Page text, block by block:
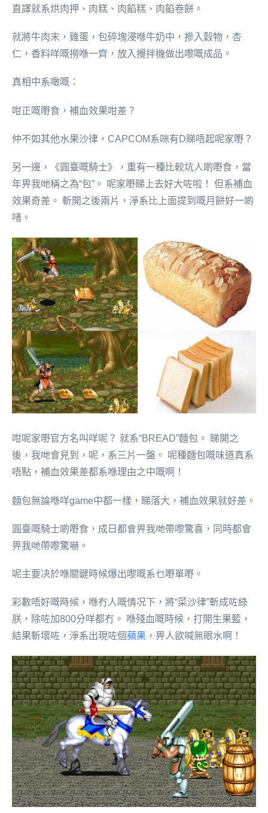
直譯就系烘肉押、肉糕、肉餡糕、肉餡卷餅。
就將牛肉末，雞蛋，包碎塊浸喺牛奶中，摻入穀物，杏
仁，香料咩嘅撈喺一齊，放入攪拌機做出嚟嘅成品。
真相中系噉嘅：
咁正嘅嘢食，補血效果咁差？
仲不如其他水果沙律，CAPCOM系咪有D睇唔起呢家嘢？
另一邊，《圓臺嘅騎士》，重有一種比較坑人啲嘢食，當
年畀我哋稱之為“包”。 呢家嘢睇上去好大咗啦！ 但系補血
效果奇差。 斬開之後兩片，淨系比上面提到嘅月餅好一啲
啫。
咁呢家嘢官方名叫咩呢？ 就系“BREAD”麵包。 睇開之
後，我哋會見到，呢，系三片一盤。 呢種麵包嘅味道真系
唔點，補血效果差都系喺理由之中嘅啊！
麵包無論喺咩game中都一樣，睇落大，補血效果就好差。
圓臺嘅騎士啲嘢食，成日都會畀我哋帶嚟驚喜，同時都會
畀我哋帶嚟驚嚇。
呢主要决於喺關鍵時候爆出嚟嘅系乜嘢單嘢。
彩數唔好嘅時候，喺冇人嘅情况下，將“菜沙律”斬成咗綠
朕，除咗加800分咩都冇。 喺殘血嘅時候，打開生果籃，
結果斬壞咗，淨系出現咗個蘋果 ，畀人欲喊無眼水啊！